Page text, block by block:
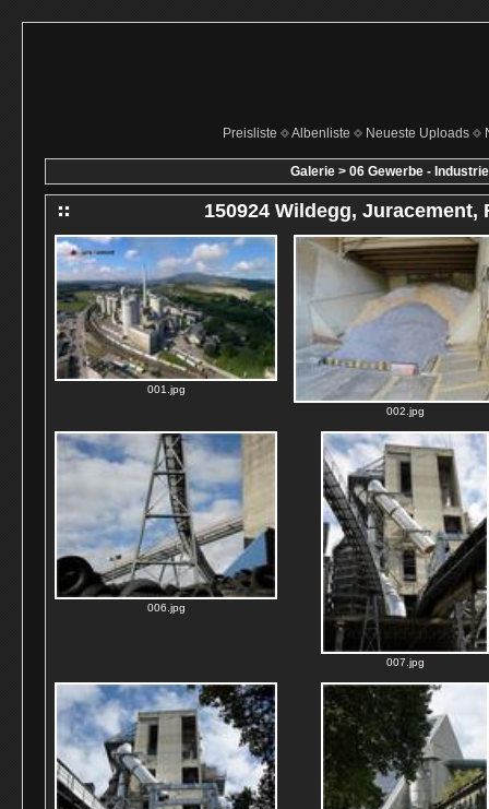
Preisliste Albenliste Neueste Uploads
Galerie> 06 Gewerbe - Industrie
150924 Wildegg, Juracement,
001.jpg
002.jpg
006.jpg
007.jpg